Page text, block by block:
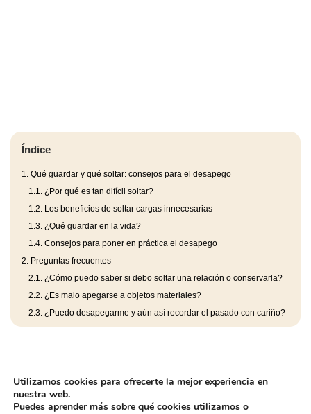
Índice
1. Qué guardar y qué soltar: consejos para el desapego
1.1. ¿Por qué es tan difícil soltar?
1.2. Los beneficios de soltar cargas innecesarias
1.3. ¿Qué guardar en la vida?
1.4. Consejos para poner en práctica el desapego
2. Preguntas frecuentes
2.1. ¿Cómo puedo saber si debo soltar una relación o conservarla?
2.2. ¿Es malo apegarse a objetos materiales?
2.3. ¿Puedo desapegarme y aún así recordar el pasado con cariño?
Utilizamos cookies para ofrecerte la mejor experiencia en
nuestra web.
Puedes aprender más sobre qué cookies utilizamos o